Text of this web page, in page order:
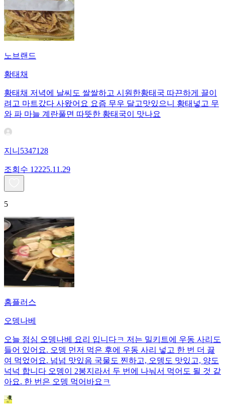
노브랜드
황태채
황태채 저녁에 날씨도 쌀쌀하고 시원한황태국 따끈하게 끌이
려고 마트갔다 사왔어요 요즘 무우 달고맛있으니 황태넣고 무
와 파 마늘 계란풀면 따뜻한 황태국이 맛나요
지니5347128
조회수 12225.11.29
5
홈플러스
오뎅나베
오늘 점심 오뎅나베 요리 입니다ㅋ 저는 밀키트에 우동 사리도
들어 있어요. 오뎅 먼저 먹은 후에 우동 사리 넣고 한 번 더 끓
여 먹었어요. 넘넘 맛있음 국물도 찐하고, 오뎅도 맛있고, 양도
넉넉 합니다 오뎅이 2봉지라서 두 번에 나눠서 먹어도 될 것 같
아요. 한 번은 오뎅 먹어바요ㅋ